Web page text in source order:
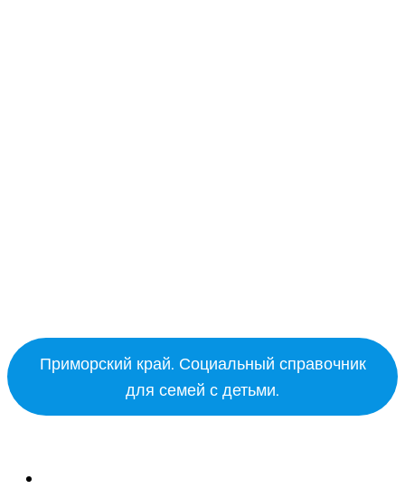
Приморский край. Социальный справочник
для семей с детьми.